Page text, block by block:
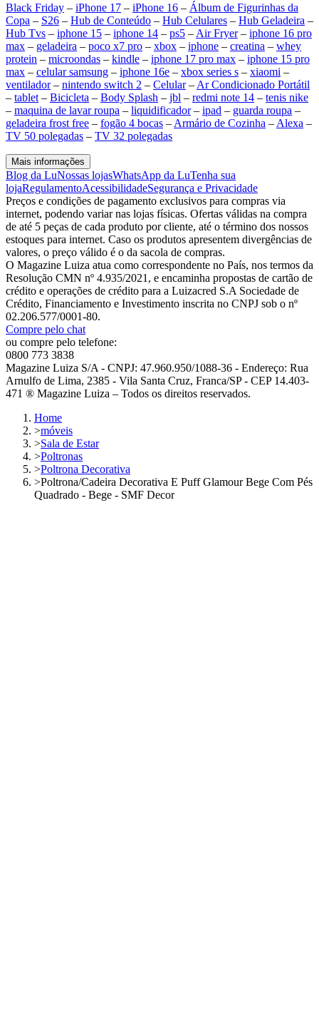
Black Friday – iPhone 17 – iPhone 16 – Álbum de Figurinhas da
Copa – S26 – Hub de Conteúdo – Hub Celulares – Hub Geladeira –
Hub Tvs – iphone 15 – iphone 14 – ps5 – Air Fryer– iphone 16 pro
max – geladeira – poco x7 pro – xbox – iphone – creatina – whey
protein – microondas – kindle – iphone 17 pro max – iphone 15 pro
max – celular samsung – iphone 16e – xbox series s – xiaomi –
ventilador– nintendo switch 2 – Celular– Ar Condicionado Portátil
– tablet – Bicicleta – Body Splash – jbl – redmi note 14 – tenis nike
– maquina de lavar roupa – liquidificador– ipad – guarda roupa –
geladeira frost free – fogão 4 bocas – Armário de Cozinha – Alexa –
TV 50 polegadas – TV 32 polegadas
Mais informações
Blog da LuNossas lojasWhatsApp da LuTenha sua
lojaRegulamentoAcessibilidadeSegurança e Privacidade
Preços e condições de pagamento exclusivos para compras via
internet, podendo variar nas lojas físicas. Ofertas válidas na compra
de até 5 peças de cada produto por cliente, até o término dos nossos
estoques para internet. Caso os produtos apresentem divergências de
valores, o preço válido é o da sacola de compras.
O Magazine Luiza atua como correspondente no País, nos termos da
Resolução CMN nº 4.935/2021, e encaminha propostas de cartão de
crédito e operações de crédito para a Luizacred S.A Sociedade de
Crédito, Financiamento e Investimento inscrita no CNPJ sob o nº
02.206.577/0001-80.
Compre pelo chat
ou compre pelo telefone:
0800 773 3838
Magazine Luiza S/A - CNPJ: 47.960.950/1088-36 - Endereço: Rua
Arnulfo de Lima, 2385 - Vila Santa Cruz, Franca/SP - CEP 14.403-
471 ® Magazine Luiza – Todos os direitos reservados.
Home
>móveis
>Sala de Estar
>Poltronas
>Poltrona Decorativa
>Poltrona/Cadeira Decorativa E Puff Glamour Bege Com Pés
Quadrado - Bege - SMF Decor